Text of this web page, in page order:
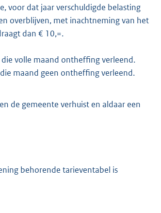
voor dat jaar verschuldigde belasting
overblijven, met inachtneming van het
dan € 10,=.
volle maand ontheffing verleend.
maand geen ontheffing verleend.
de gemeente verhuist en aldaar een
behorende tarieventabel is